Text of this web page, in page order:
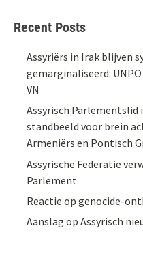
Recent Posts
Assyriërs in Irak blijven
gemarginaliseerd:
VN
Assyrisch Parlementslid
standbeeld voor brein
Armeniërs en Pontisch
Assyrische Federatie
Parlement
Reactie op genocide-
Aanslag op Assyrisch